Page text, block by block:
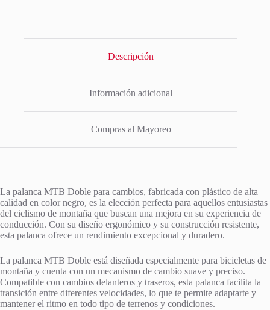
Descripción
Información adicional
Compras al Mayoreo
La palanca MTB Doble para cambios, fabricada con plástico de alta
calidad en color negro, es la elección perfecta para aquellos entusiastas
del ciclismo de montaña que buscan una mejora en su experiencia de
conducción. Con su diseño ergonómico y su construcción resistente,
esta palanca ofrece un rendimiento excepcional y duradero.
La palanca MTB Doble está diseñada especialmente para bicicletas de
montaña y cuenta con un mecanismo de cambio suave y preciso.
Compatible con cambios delanteros y traseros, esta palanca facilita la
transición entre diferentes velocidades, lo que te permite adaptarte y
mantener el ritmo en todo tipo de terrenos y condiciones.